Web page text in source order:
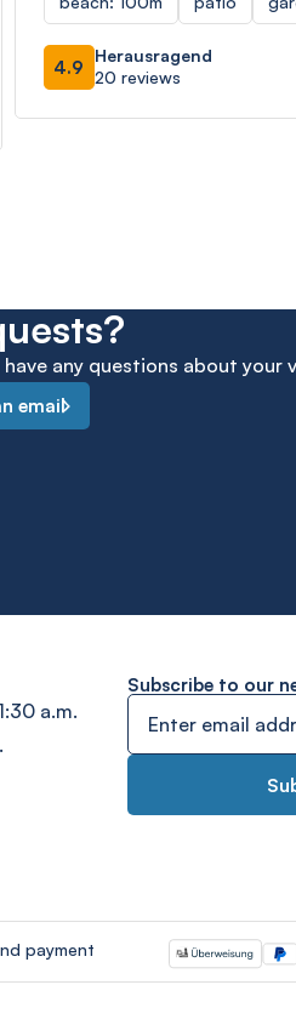
4.9
Herausragend
20 reviews
any questions about your
email
a.m.
Subscribe to our
payment